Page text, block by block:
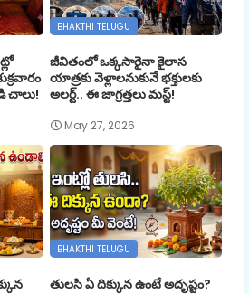
చాలు!
BHAKTHI TELUGU
జీవితంలో ఒక్కసారైనా కైలాస
యాత్రకు వెళ్లాలనుకునే భక్తులకు
అలర్ట్.. ఈ జాగ్రత్తలు మస్ట్!
May 27, 2026
BHAKTHI TELUGU
తులసి ఏ దిక్కున ఉంటే అదృష్టం?